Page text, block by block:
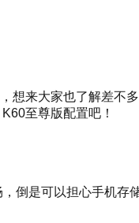
来大家也了解差不
至尊版配置吧！
倒是可以担心手机存